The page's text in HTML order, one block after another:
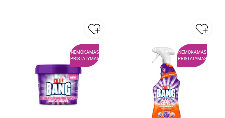
NEMOKAMAS
PRISTATYMAS
NEMOKAMAS
PRISTATYMAS